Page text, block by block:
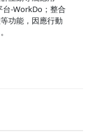
台-WorkDo；整合
功能，因應行動